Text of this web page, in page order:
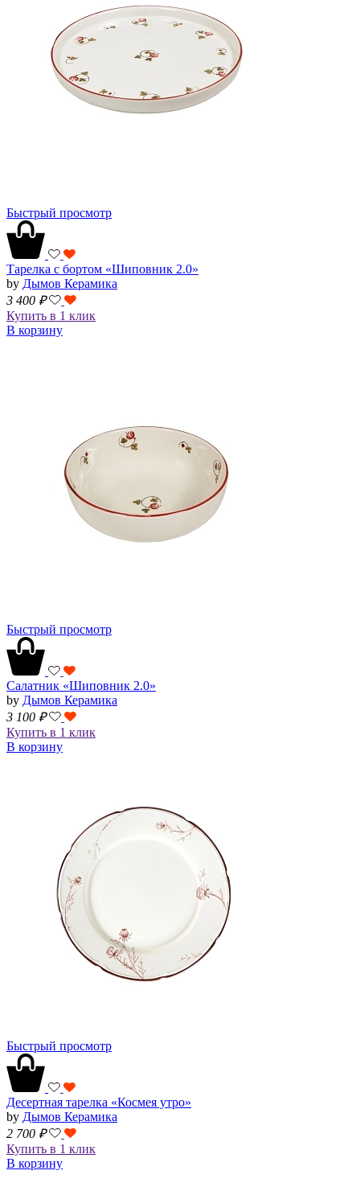
Быстрый просмотр
Тарелка с бортом «Шиповник 2.0»
by Дымов Керамика
3 400 ₽
Купить в 1 клик
В корзину
Быстрый просмотр
Салатник «Шиповник 2.0»
by Дымов Керамика
3 100 ₽
Купить в 1 клик
В корзину
Быстрый просмотр
Десертная тарелка «Космея утро»
by Дымов Керамика
2 700 ₽
Купить в 1 клик
В корзину